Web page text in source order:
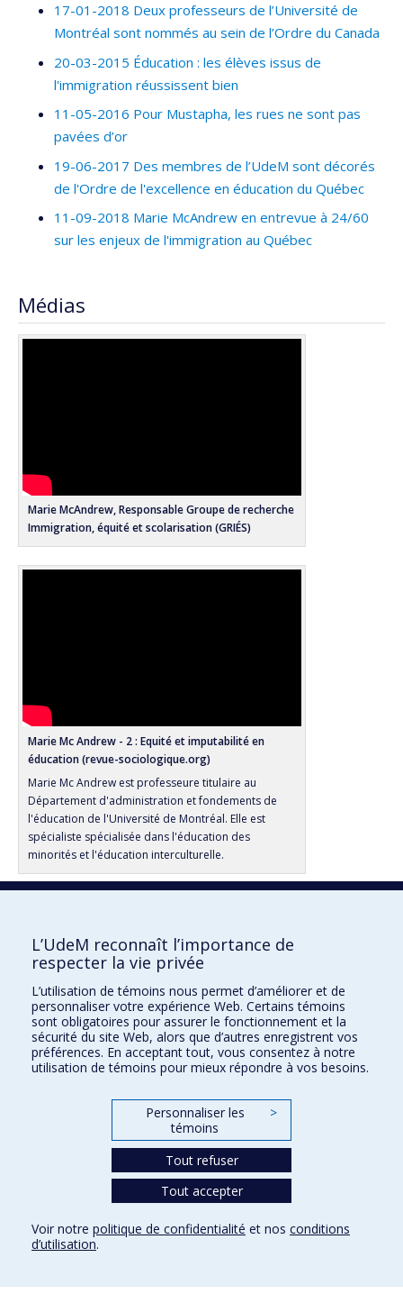
17-01-2018 Deux professeurs de l’Université de
Montréal sont nommés au sein de l’Ordre du Canada
20-03-2015 Éducation : les élèves issus de
l'immigration réussissent bien
11-05-2016 Pour Mustapha, les rues ne sont pas
pavées d’or
19-06-2017 Des membres de l’UdeM sont décorés
de l'Ordre de l'excellence en éducation du Québec
11-09-2018 Marie McAndrew en entrevue à 24/60
sur les enjeux de l'immigration au Québec
Médias
Marie McAndrew, Responsable Groupe de recherche
Immigration, équité et scolarisation (GRIÉS)
Marie Mc Andrew - 2 : Equité et imputabilité en
éducation (revue-sociologique.org)
Marie Mc Andrew est professeure titulaire au
Département d'administration et fondements de
l'éducation de l'Université de Montréal. Elle est
spécialiste spécialisée dans l'éducation des
minorités et l'éducation interculturelle.
Vitrine de la recherche
Répertoire des experts à l’intention des médias
Faculté des sciences de l'éducation
Pavillon Marie-Victorin
Montréal (Québec) H2V 2S9
Confidentialité
L’UdeM reconnaît l’importance de
respecter la vie privée
L’utilisation de témoins nous permet d’améliorer et de
personnaliser votre expérience Web. Certains témoins
sont obligatoires pour assurer le fonctionnement et la
sécurité du site Web, alors que d’autres enregistrent vos
préférences. En acceptant tout, vous consentez à notre
utilisation de témoins pour mieux répondre à vos besoins.
Personnaliser les
témoins
>
Tout refuser
Tout accepter
Voir notre politique de confidentialité et nos conditions
d’utilisation.